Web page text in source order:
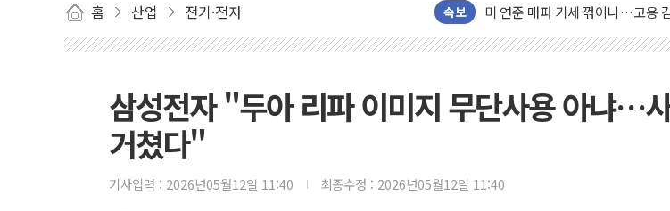
홈 산업 전기·전자 속보
미 연준 매파 기세 꺾이나…고용
[종합] 이슬람 수니파 3국, '공동
美 항소법원, 백악관 무도회장 공
이란 핵심 원유 수출항 '하르그섬
삼성전자 "두아 리파 이미지 무단사용 아냐…
거쳤다"
기사입력 : 2026년05월12일 11:40 최종수정 : 2026년05월12일 11:40